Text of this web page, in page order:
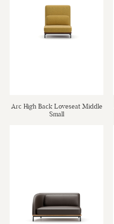
Arc High Back Loveseat Middle
Small